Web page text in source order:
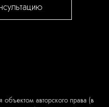
авторского права (в